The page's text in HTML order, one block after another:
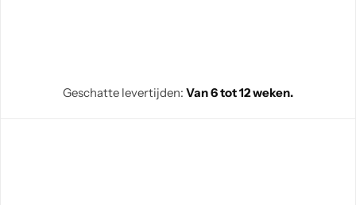
Geschatte levertijden: Van 6 tot 12 weken.